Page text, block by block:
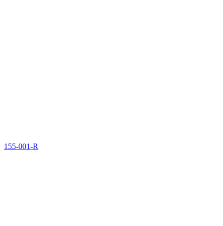
155-001-R